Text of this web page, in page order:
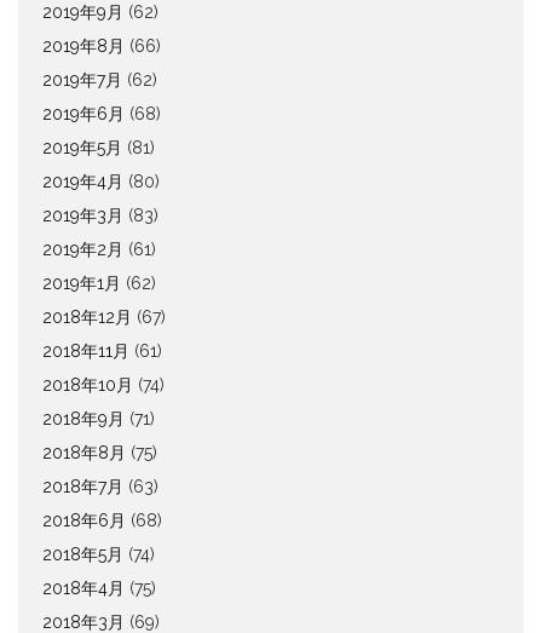
2019年9月 (62)
2019年8月 (66)
2019年7月 (62)
2019年6月 (68)
2019年5月 (81)
2019年4月 (80)
2019年3月 (83)
2019年2月 (61)
2019年1月 (62)
2018年12月 (67)
2018年11月 (61)
2018年10月 (74)
2018年9月 (71)
2018年8月 (75)
2018年7月 (63)
2018年6月 (68)
2018年5月 (74)
2018年4月 (75)
2018年3月 (69)